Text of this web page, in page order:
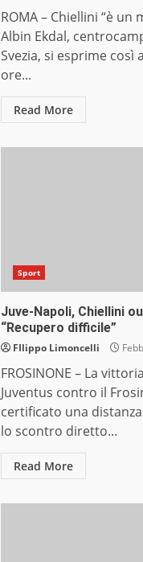
ROMA – Chiellini “è un
Albin Ekdal,
Svezia, si esprime così
ore...
Read More
Sport
Juve-Napoli, Chiellini
“Recupero difficile”
FIlippo Limoncelli
FROSINONE – La
Juventus contro il
certificato una
lo scontro diretto...
Read More